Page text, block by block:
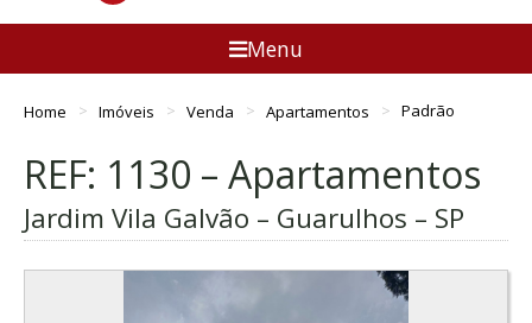
Menu
Home Imóveis Venda Apartamentos Padrão
REF: 1130 – Apartamentos
Jardim Vila Galvão – Guarulhos – SP